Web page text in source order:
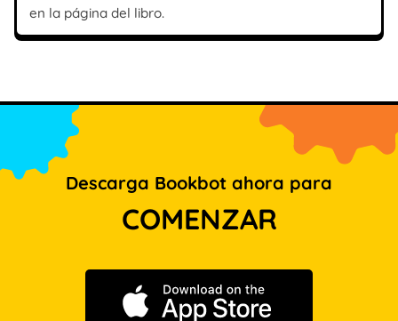
en la página del libro.
Descarga Bookbot ahora para
COMENZAR
Descargar en App Store